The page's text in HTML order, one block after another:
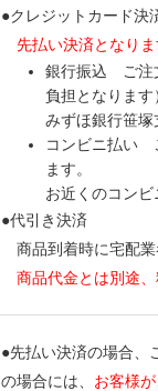
●クレジットカード決
先払い決済となり
銀行振込 ご注
負担となります
みずほ銀行笹
コンビニ払い
ます。
お近くのコンビ
●代引き決済
商品到着時に宅配業
商品代金とは別途
●先払い決済の場合、
の場合には、 お客様